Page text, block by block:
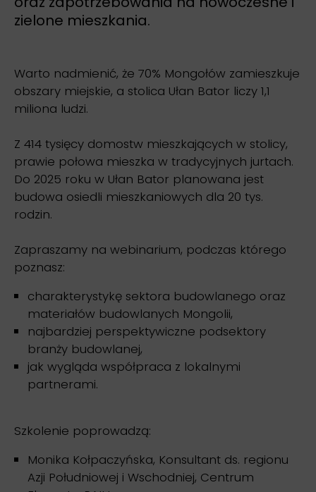
zielone mieszkania.
Warto nadmienić, że 70% Mongołów zamieszkuje
obszary miejskie, a stolica Ułan Bator liczy 1,1
miliona ludzi.
Z 414 tysięcy domostw mieszkających w stolicy,
prawie połowa mieszka w tradycyjnych jurtach.
Do 2025 roku w Ułan Bator planowana jest
budowa osiedli mieszkaniowych dla 20 tys.
rodzin.
Zapraszamy na webinarium, podczas którego
poznasz:
charakterystykę sektora budowlanego oraz
materiałów budowlanych Mongolii,
najbardziej perspektywiczne podsektory
branży budowlanej,
jak wygląda współpraca z lokalnymi
partnerami.
Szkolenie poprowadzą:
Monika Kołpaczyńska, Konsultant ds. regionu
Azji Południowej i Wschodniej, Centrum